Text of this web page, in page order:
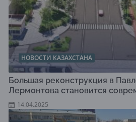
НОВОСТИ КАЗАХСТАНА
Большая реконструкция в
Лермонтова становится
14.04.2025